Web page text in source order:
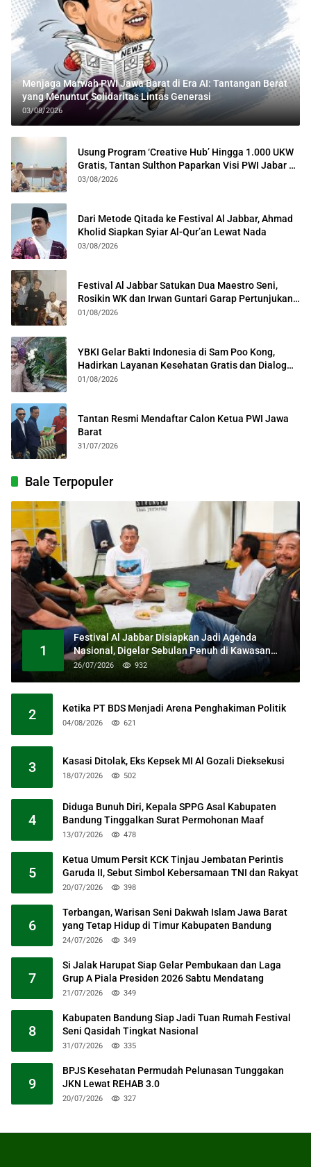
Menjaga Marwah PWI Jawa Barat di Era AI: Tantangan Berat
yang Menuntut Solidaritas Lintas Generasi
03/08/2026
Usung Program ‘Creative Hub’ Hingga 1.000 UKW
Gratis, Tantan Sulthon Paparkan Visi PWI Jabar di
Kota Bogor
03/08/2026
Dari Metode Qitada ke Festival Al Jabbar, Ahmad
Kholid Siapkan Syiar Al-Qur’an Lewat Nada
03/08/2026
Festival Al Jabbar Satukan Dua Maestro Seni,
Rosikin WK dan Irwan Guntari Garap Pertunjukan
Kolosal
01/08/2026
YBKI Gelar Bakti Indonesia di Sam Poo Kong,
Hadirkan Layanan Kesehatan Gratis dan Dialog
Kebangsaan
01/08/2026
Tantan Resmi Mendaftar Calon Ketua PWI Jawa
Barat
31/07/2026
Bale Terpopuler
1
Festival Al Jabbar Disiapkan Jadi Agenda
Nasional, Digelar Sebulan Penuh di Kawasan
Masjid Raya Al Jabbar
26/07/2026 932
2 Ketika PT BDS Menjadi Arena Penghakiman Politik
04/08/2026 621
3 Kasasi Ditolak, Eks Kepsek MI Al Gozali Dieksekusi
18/07/2026 502
4
Diduga Bunuh Diri, Kepala SPPG Asal Kabupaten
Bandung Tinggalkan Surat Permohonan Maaf
13/07/2026 478
5
Ketua Umum Persit KCK Tinjau Jembatan Perintis
Garuda II, Sebut Simbol Kebersamaan TNI dan Rakyat
20/07/2026 398
6
Terbangan, Warisan Seni Dakwah Islam Jawa Barat
yang Tetap Hidup di Timur Kabupaten Bandung
24/07/2026 349
7
Si Jalak Harupat Siap Gelar Pembukaan dan Laga
Grup A Piala Presiden 2026 Sabtu Mendatang
21/07/2026 349
8
Kabupaten Bandung Siap Jadi Tuan Rumah Festival
Seni Qasidah Tingkat Nasional
31/07/2026 335
9
BPJS Kesehatan Permudah Pelunasan Tunggakan
JKN Lewat REHAB 3.0
20/07/2026 327